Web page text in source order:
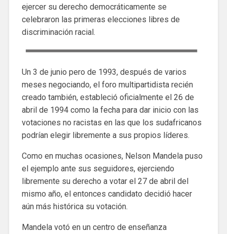
ejercer su derecho democráticamente se
celebraron las primeras elecciones libres de
discriminación racial.
Un 3 de junio pero de 1993, después de varios
meses negociando, el foro multipartidista recién
creado también, estableció oficialmente el 26 de
abril de 1994 como la fecha para dar inicio con las
votaciones no racistas en las que los sudafricanos
podrían elegir libremente a sus propios líderes.
Como en muchas ocasiones, Nelson Mandela puso
el ejemplo ante sus seguidores, ejerciendo
libremente su derecho a votar el 27 de abril del
mismo año, el entonces candidato decidió hacer
aún más histórica su votación.
Mandela votó en un centro de enseñanza